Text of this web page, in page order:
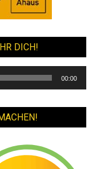
DICH!
00:00